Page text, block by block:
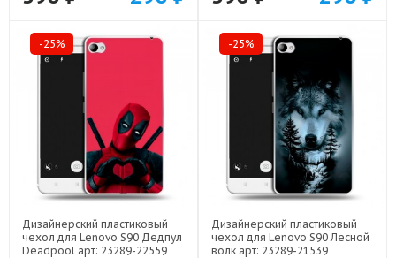
-25%
Дизайнерский пластиковый
чехол для Lenovo S90 Дедпул
Deadpool арт: 23289-22559
-25%
Дизайнерский пластиковый
чехол для Lenovo S90 Лесной
волк арт: 23289-21539